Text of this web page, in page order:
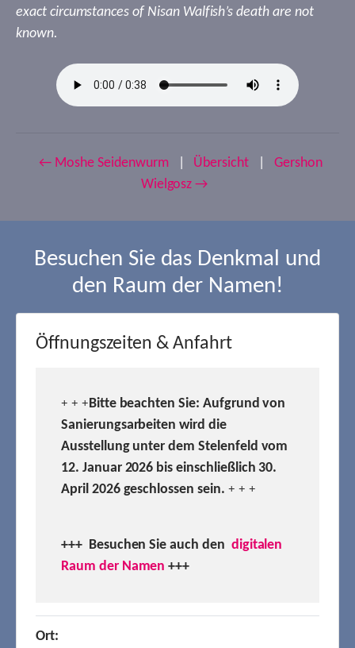
exact circumstances of Nisan Walfish’s death are not
known.
← Moshe Seidenwurm Übersicht
Gershon
Wielgosz →
Besuchen Sie das Denkmal und
den Raum der Namen!
Öffnungszeiten & Anfahrt
+ + +Bitte beachten Sie: Aufgrund von
Sanierungsarbeiten wird die
Ausstellung unter dem Stelenfeld vom
12. Januar 2026 bis einschließlich 30.
April 2026 geschlossen sein. + + +
+++ Besuchen Sie auch den digitalen
Raum der Namen +++
Ort: